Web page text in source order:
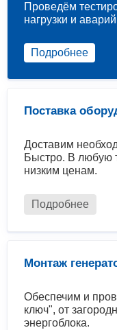
Поставка
Доставим
Быстро. В любую
низким ценам.
Подробнее
Монтаж
Обеспечим и
ключ", от
энергоблока.
Проведём
нагрузки и
Подробнее